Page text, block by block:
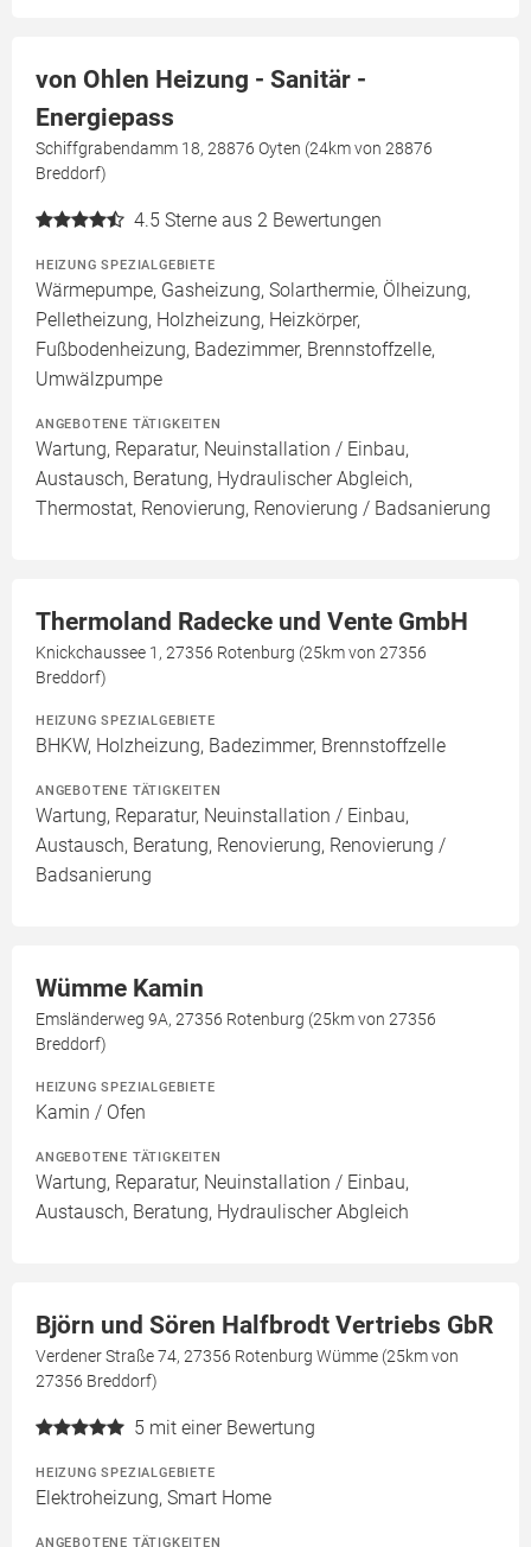
von Ohlen Heizung - Sanitär -
Energiepass
Schiffgrabendamm 18, 28876 Oyten (24km von 28876
Breddorf)
4.5 Sterne aus 2 Bewertungen
HEIZUNG SPEZIALGEBIETE
Wärmepumpe, Gasheizung, Solarthermie, Ölheizung,
Pelletheizung, Holzheizung, Heizkörper,
Fußbodenheizung, Badezimmer, Brennstoffzelle,
Umwälzpumpe
ANGEBOTENE TÄTIGKEITEN
Wartung, Reparatur, Neuinstallation / Einbau,
Austausch, Beratung, Hydraulischer Abgleich,
Thermostat, Renovierung, Renovierung / Badsanierung
Thermoland Radecke und Vente GmbH
Knickchaussee 1, 27356 Rotenburg (25km von 27356
Breddorf)
HEIZUNG SPEZIALGEBIETE
BHKW, Holzheizung, Badezimmer, Brennstoffzelle
ANGEBOTENE TÄTIGKEITEN
Wartung, Reparatur, Neuinstallation / Einbau,
Austausch, Beratung, Renovierung, Renovierung /
Badsanierung
Wümme Kamin
Emsländerweg 9A, 27356 Rotenburg (25km von 27356
Breddorf)
HEIZUNG SPEZIALGEBIETE
Kamin / Ofen
ANGEBOTENE TÄTIGKEITEN
Wartung, Reparatur, Neuinstallation / Einbau,
Austausch, Beratung, Hydraulischer Abgleich
Björn und Sören Halfbrodt Vertriebs GbR
Verdener Straße 74, 27356 Rotenburg Wümme (25km von
27356 Breddorf)
5 mit einer Bewertung
HEIZUNG SPEZIALGEBIETE
Elektroheizung, Smart Home
ANGEBOTENE TÄTIGKEITEN